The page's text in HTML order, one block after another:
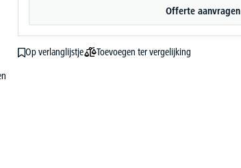
Offerte aanvragen
Op verlanglijstje
Toevoegen ter vergelijking